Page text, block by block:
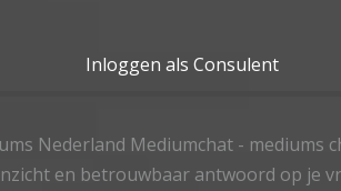
Inloggen als Consulent
Nederland Mediumchat - mediums
en betrouwbaar antwoord op je